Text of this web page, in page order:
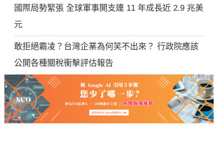
國際局勢緊張 全球軍事開支連 11 年成長近 2.9 兆美
元
敢拒絕霸凌？台灣企業為何笑不出來？ 行政院應該
公開各種關稅衝擊評估報告